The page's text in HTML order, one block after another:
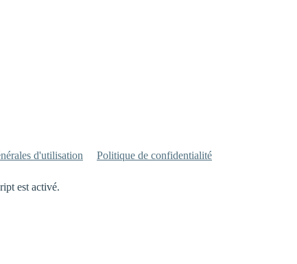
d'utilisation Politique de confidentialité
est activé.